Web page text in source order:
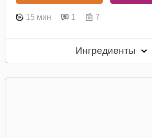
15 мин 1 7
Ингредиенты